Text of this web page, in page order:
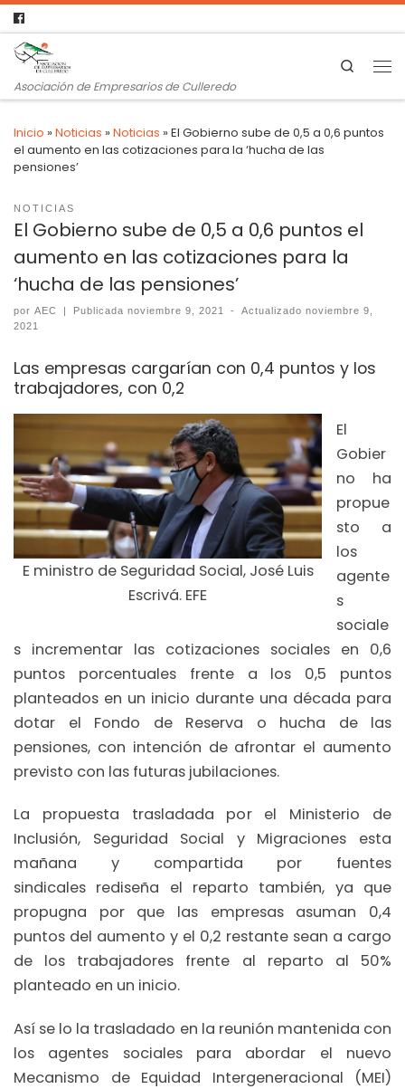
Asociación de Empresarios de Culleredo
Search
Inicio »Noticias »Noticias »El Gobierno sube de 0,5 a 0,6 puntos
el aumento en las cotizaciones para la ‘hucha de las
pensiones’
NOTICIAS
El Gobierno sube de 0,5 a 0,6 puntos el
aumento en las cotizaciones para la
‘hucha de las pensiones’
por AEC | Publicadanoviembre 9, 2021 - Actualizadonoviembre 9,
2021
Las empresas cargarían con 0,4 puntos y los
trabajadores, con 0,2
E ministro de Seguridad Social, José Luis
Escrivá. EFE
El
Gobier
no ha
propue
sto a
los
agente
s
sociale
s incrementar las cotizaciones sociales en 0,6
puntos porcentuales frente a los 0,5 puntos
planteados en un inicio durante una década para
dotar el Fondo de Reserva o hucha de las
pensiones, con intención de afrontar el aumento
previsto con las futuras jubilaciones.
La propuesta trasladada por el Ministerio de
Inclusión, Seguridad Social y Migraciones esta
mañana y compartida por fuentes
sindicales rediseña el reparto también, ya que
propugna por que las empresas asuman 0,4
puntos del aumento y el 0,2 restante sean a cargo
de los trabajadores frente al reparto al 50%
planteado en un inicio.
Así se lo la trasladado en la reunión mantenida con
los agentes sociales para abordar el nuevo
Mecanismo de Equidad Intergeneracional (MEI)